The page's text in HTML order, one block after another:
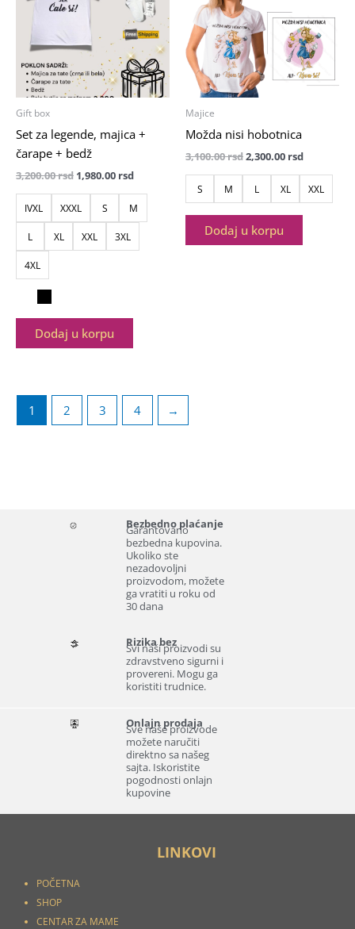
Gift box
Set za legende, majica +
čarape + bedž
3,200.00rsd
3,200.00
rsd.
1,980.00 rsd
rsd.
IVXL XXXL S M
L XL XXL 3XL
4XL
Dodaj u korpu
više
varijanti.
Opcije
mogu
biti
stranici
proizvoda.
Majice
Možda nisi hobotnica
3,100.00rsd
3,100.00
rsd.
2,300.00 rsd
S M L XL XXL
Dodaj u korpu
varijanti.
Opcije
mogu
biti
1 2 3 4 →
Bezbedno plaćanje
Garantovano
bezbedna kupovina.
Ukoliko ste
nezadovoljni
proizvodom, možete
ga vratiti u roku od
30 dana
Rizika bez
Svi naši proizvodi su
zdravstveno sigurni i
provereni. Mogu ga
koristiti trudnice.
Onlajn prodaja
Sve naše proizvode
možete naručiti
direktno sa našeg
sajta. Iskoristite
pogodnosti onlajn
kupovine
LINKOVI
POČETNA
SHOP
CENTAR ZA MAME